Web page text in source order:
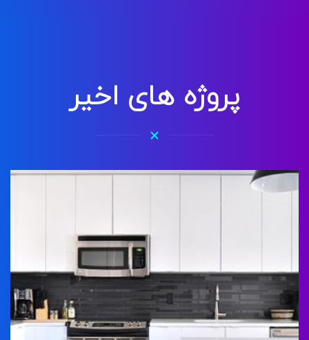
پروژه های اخیر